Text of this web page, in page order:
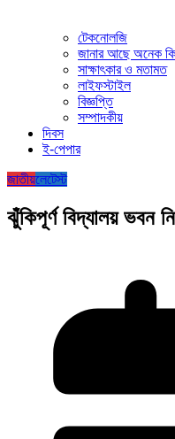
টেকনোলজি
জানার আছে অনেক
সাক্ষাৎকার ও মতামত
লাইফস্টাইল
বিজ্ঞপ্তি
সম্পাদকীয়
দিবস
ই-পেপার
জাতীয়লেটেস্ট
ঝুঁকিপূর্ণ বিদ্যালয় ভবন